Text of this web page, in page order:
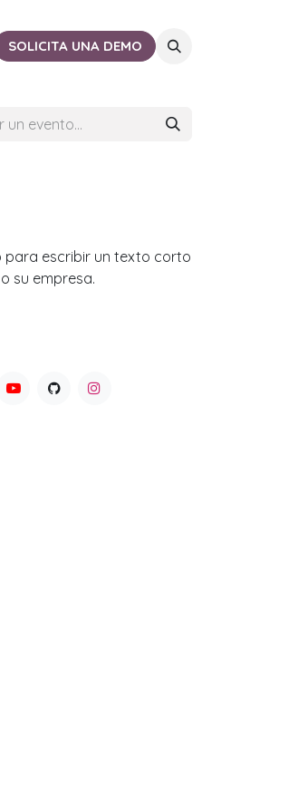
TI
SOLICITA UNA DEMO
para escribir un texto corto
su empresa.